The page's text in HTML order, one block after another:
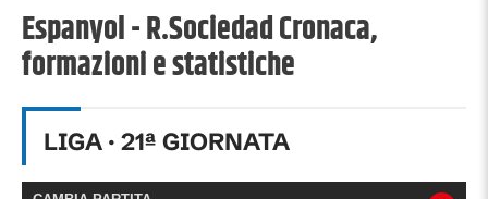
Espanyol - R.Sociedad Cronaca,
formazioni e statistiche
LIGA · 21ª GIORNATA